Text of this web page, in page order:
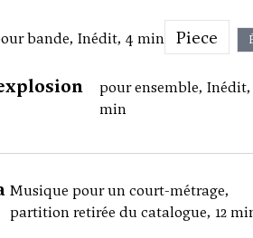
bande, Inédit, 4 min Piece
pour ensemble, Inédit,
min
Musique pour un court-métrage,
partition retirée du catalogue, 12